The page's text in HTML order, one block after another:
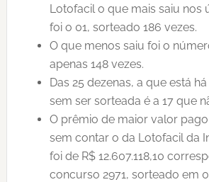
Lotofacil o que mais saiu nos
foi o 01, sorteado 186 vezes.
O que menos saiu foi o
apenas 148 vezes.
Das 25 dezenas, a que está
sem ser sorteada é a 17 que
O prêmio de maior valor
sem contar o da Lotofacil da
foi de R$ 12.607.118,10
concurso 2971, sorteado em